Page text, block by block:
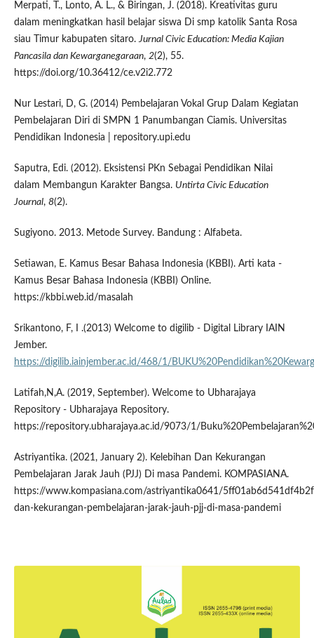
Merpati, T., Lonto, A. L., & Biringan, J. (2018). Kreativitas guru
dalam meningkatkan hasil belajar siswa Di smp katolik Santa Rosa
siau Timur kabupaten sitaro.Jurnal Civic Education: Media Kajian
Pancasila dan Kewarganegaraan, 2(2), 55.
https://doi.org/10.36412/ce.v2i2.772
Nur Lestari, D, G. (2014) Pembelajaran Vokal Grup Dalam Kegiatan
Pembelajaran Diri di SMPN 1 Panumbangan Ciamis. Universitas
Pendidikan Indonesia | repository.upi.edu
Saputra, Edi. (2012). Eksistensi PKn Sebagai Pendidikan Nilai
dalam Membangun Karakter Bangsa. Untirta Civic Education
Journal, 8(2).
Sugiyono. 2013. Metode Survey. Bandung : Alfabeta.
Setiawan, E. Kamus Besar Bahasa Indonesia (KBBI). Arti kata -
Kamus Besar Bahasa Indonesia (KBBI) Online.
https://kbbi.web.id/masalah
Srikantono, F, I .(2013) Welcome to digilib - Digital Library IAIN
Jember.
https://digilib.iainjember.ac.id/468/1/
Latifah,N,A. (2019, September). Welcome to Ubharajaya
Repository - Ubharajaya Repository.
https://repository.ubharajaya.ac.id/9073/1/
Astriyantika. (2021, January 2). Kelebihan Dan Kekurangan
Pembelajaran Jarak Jauh (PJJ) Di masa Pandemi. KOMPASIANA.
https://www.kompasiana.com/astriyantika0641/
dan-kekurangan-pembelajaran-jarak-jauh-pjj-di-masa-pandemi